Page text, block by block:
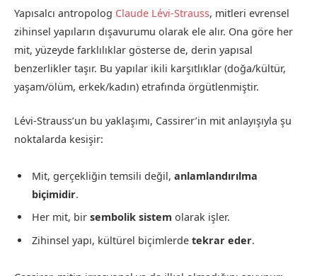
Yapısalcı antropolog Claude Lévi-Strauss, mitleri evrensel
zihinsel yapıların dışavurumu olarak ele alır. Ona göre her
mit, yüzeyde farklılıklar gösterse de, derin yapısal
benzerlikler taşır. Bu yapılar ikili karşıtlıklar (doğa/kültür,
yaşam/ölüm, erkek/kadın) etrafında örgütlenmiştir.
Lévi-Strauss’un bu yaklaşımı, Cassirer’in mit anlayışıyla şu
noktalarda kesişir:
Mit, gerçekliğin temsili değil, anlamlandırılma
biçimidir.
Her mit, bir sembolik sistem olarak işler.
Zihinsel yapı, kültürel biçimlerde tekrar eder.